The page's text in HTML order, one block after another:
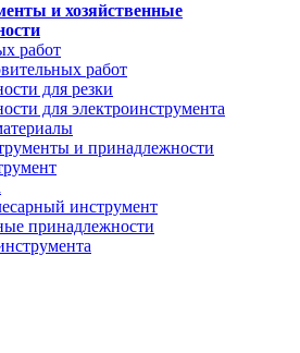
и хозяйственные
работ
работ
для резки
для электроинструмента
и принадлежности
инструмент
принадлежности